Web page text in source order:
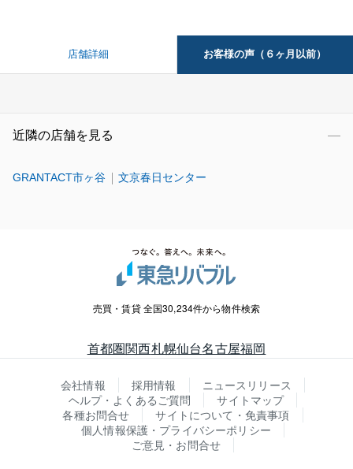
店舗詳細 お客様の声（６ヶ月以前）
近隣の店舗を見る
GRANTACT市ヶ谷 文京春日センター
売買・賃貸 全国30,234件から物件検索
首都圏関西札幌仙台名古屋福岡
会社情報 採用情報
ニュースリリース
ヘルプ・よくあるご質問
サイトマップ
各種お問合せ
サイトについて・免責事項
個人情報保護・プライバシーポリシー
ご意見・お問合せ